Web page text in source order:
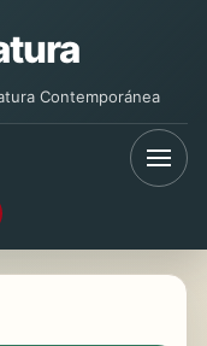
Contemporánea